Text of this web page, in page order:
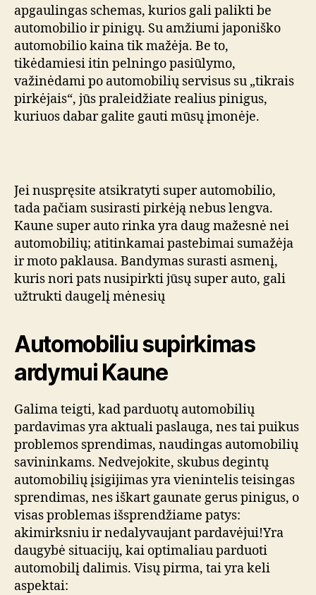
apgaulingas schemas, kurios gali palikti be
automobilio ir pinigų. Su amžiumi japoniško
automobilio kaina tik mažėja. Be to,
tikėdamiesi itin pelningo pasiūlymo,
važinėdami po automobilių servisus su „tikrais
pirkėjais“, jūs praleidžiate realius pinigus,
kuriuos dabar galite gauti mūsų įmonėje.
Jei nuspręsite atsikratyti super automobilio,
tada pačiam susirasti pirkėją nebus lengva.
Kaune super auto rinka yra daug mažesnė nei
automobilių; atitinkamai pastebimai sumažėja
ir moto paklausa. Bandymas surasti asmenį,
kuris nori pats nusipirkti jūsų super auto, gali
užtrukti daugelį mėnesių
Automobiliu supirkimas
ardymui Kaune
Galima teigti, kad parduotų automobilių
pardavimas yra aktuali paslauga, nes tai puikus
problemos sprendimas, naudingas automobilių
savininkams. Nedvejokite, skubus degintų
automobilių įsigijimas yra vienintelis teisingas
sprendimas, nes iškart gaunate gerus pinigus, o
visas problemas išsprendžiame patys:
akimirksniu ir nedalyvaujant pardavėjui!Yra
daugybė situacijų, kai optimaliau parduoti
automobilį dalimis. Visų pirma, tai yra keli
aspektai: